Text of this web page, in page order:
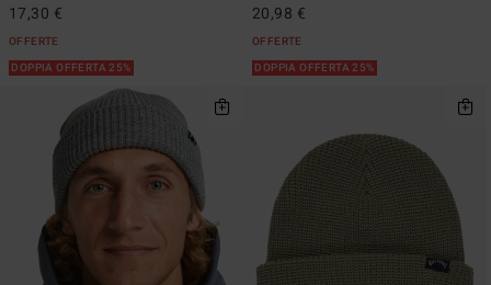
17,30 €
OFFERTE
DOPPIA OFFERTA 25%
20,98 €
OFFERTE
DOPPIA OFFERTA 25%